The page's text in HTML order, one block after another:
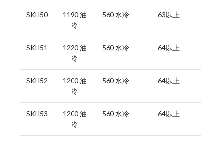
SKH50
1190 油
冷
560 水冷 63以上
SKH51
1220 油
冷
560 水冷 64以上
SKH52
1200 油
冷
560 水冷 64以上
SKH53
1200 油
冷
560 水冷 64以上